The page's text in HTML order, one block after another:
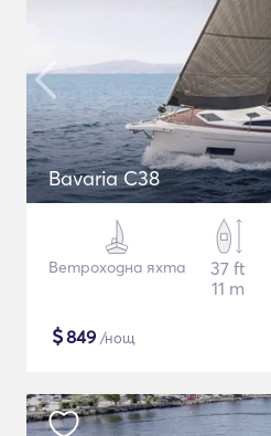
Bavaria C38
Ветроходна яхта
37 ft
11 m
$849 /нощ